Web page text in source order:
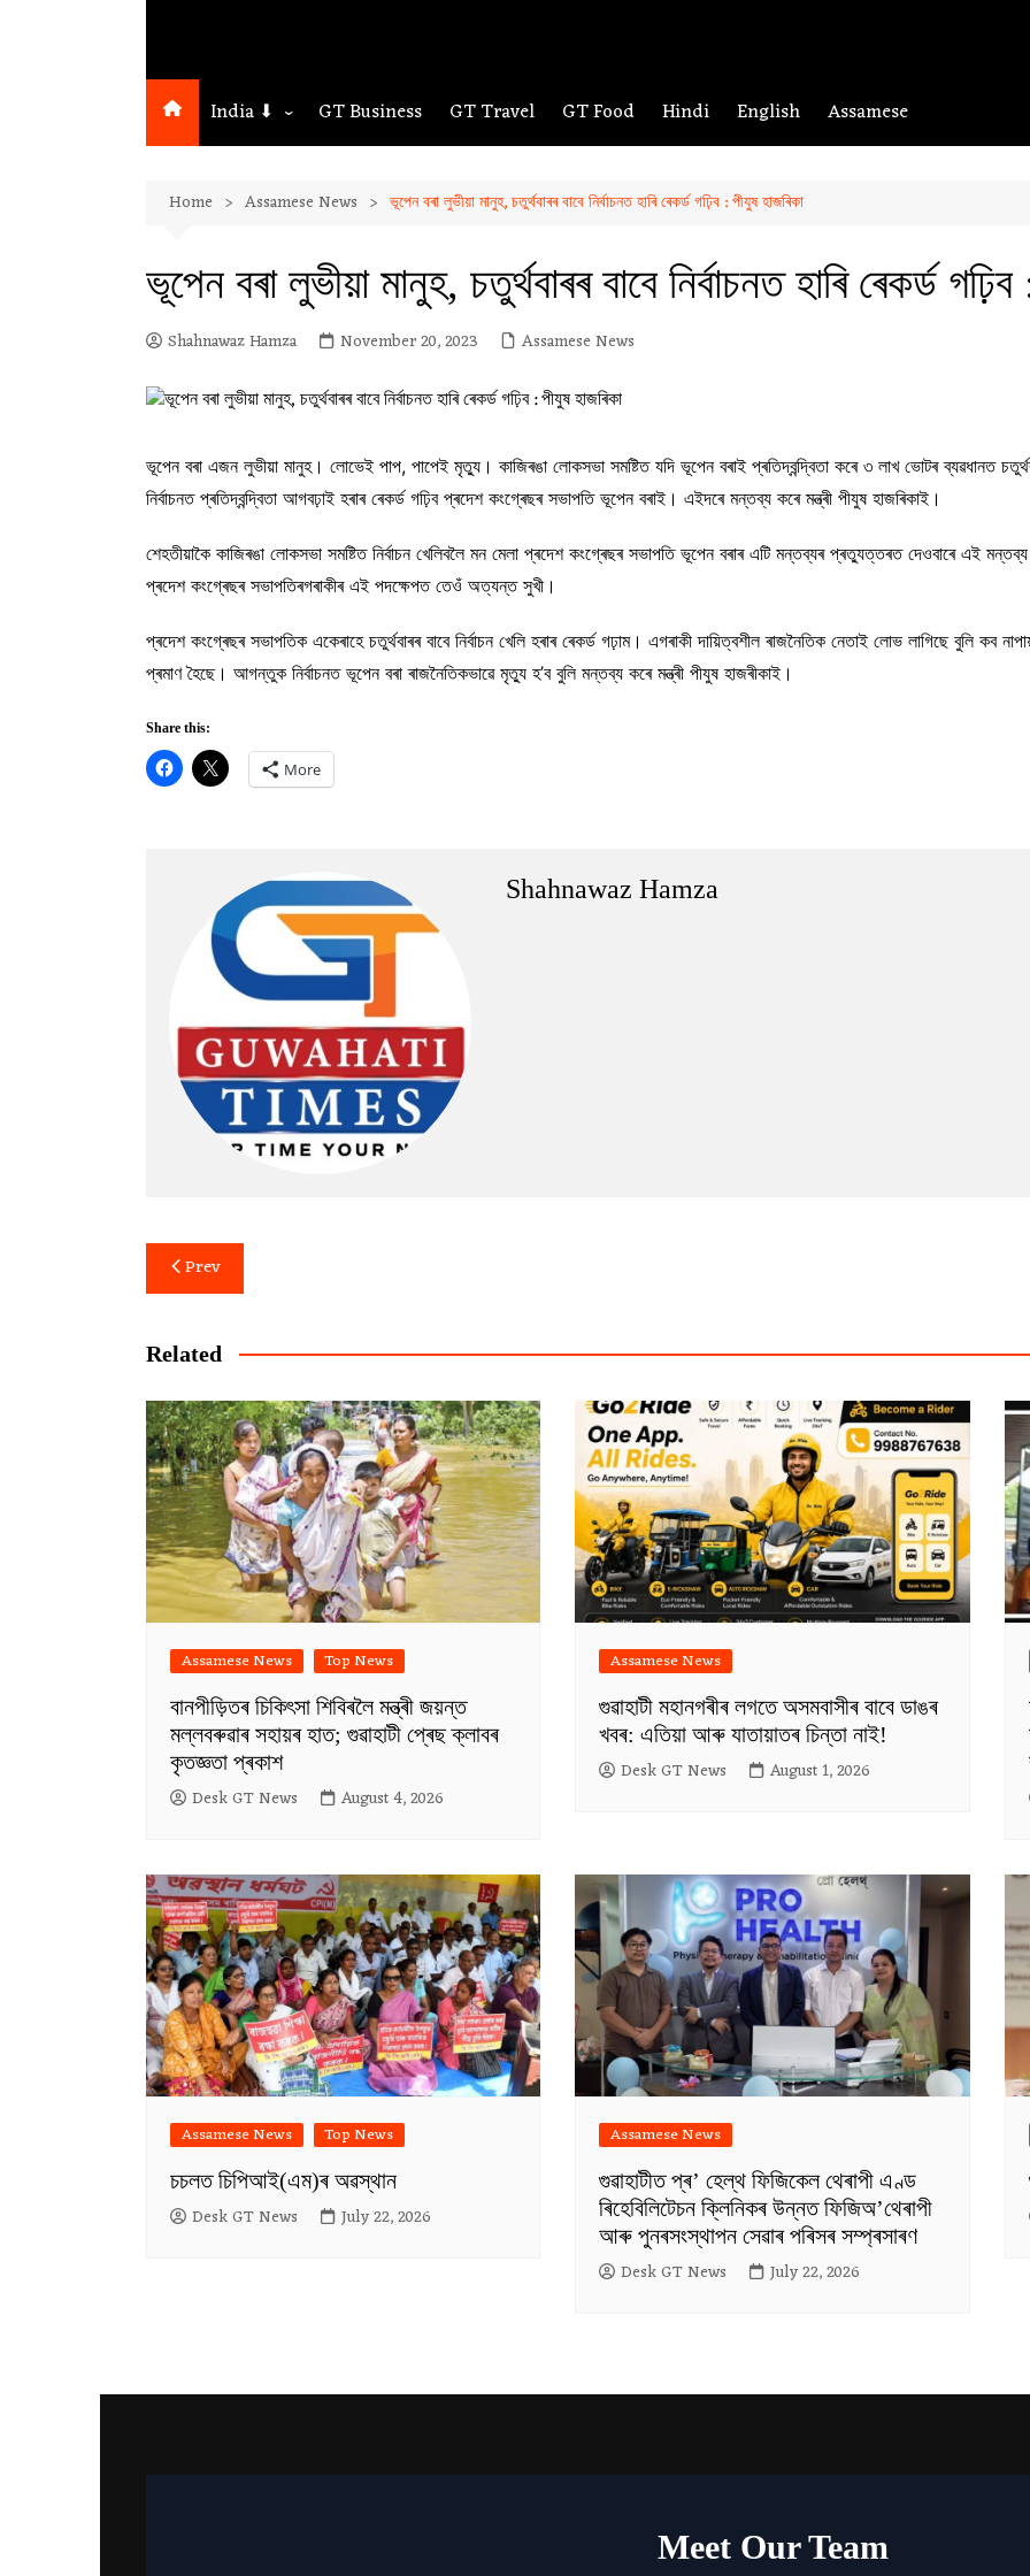
India ⬇
Guwahati
GT Business GT Travel GT Food Hindi English Assamese
Home Assamese News ভূপেন বৰা লুভীয়া মানুহ, চতুৰ্থবাৰৰ বাবে নিৰ্বাচনত হাৰি ৰেকৰ্ড গঢ়িব : পীযুষ হাজৰিকা
ভূপেন বৰা লুভীয়া মানুহ, চতুৰ্থবাৰৰ বাবে নিৰ্বাচনত হাৰি ৰেকৰ্ড
Shahnawaz Hamza November 20, 2023 Assamese News
ভূপেন বৰা এজন লুভীয়া মানুহ। লোভেই পাপ, পাপেই মৃত্যু। কাজিৰঙা লোকসভা সমষ্টিত যদি ভূপেন বৰাই প্ৰতিদ্বন্দ্বিতা কৰে ৩ লাখ ভোটৰ ব্যৱধানত
নিৰ্বাচনত প্ৰতিদ্বন্দ্বিতা আগবঢ়াই হৰাৰ ৰেকৰ্ড গঢ়িব প্ৰদেশ কংগ্ৰেছৰ সভাপতি ভূপেন বৰাই। এইদৰে মন্তব্য কৰে মন্ত্ৰী পীযুষ হাজৰিকাই।
শেহতীয়াকৈ কাজিৰঙা লোকসভা সমষ্টিত নিৰ্বাচন খেলিবলৈ মন মেলা প্ৰদেশ কংগ্ৰেছৰ সভাপতি ভূপেন বৰাৰ এটি মন্তব্যৰ প্ৰত্যুত্তৰত দেওবাৰে এই
প্ৰদেশ কংগ্ৰেছৰ সভাপতিৰগৰাকীৰ এই পদক্ষেপত তেওঁ অত্যন্ত সুখী।
প্ৰদেশ কংগ্ৰেছৰ সভাপতিক একেৰাহে চতুৰ্থবাৰৰ বাবে নিৰ্বাচন খেলি হৰাৰ ৰেকৰ্ড গঢ়াম। এগৰাকী দায়িত্বশীল ৰাজনৈতিক নেতাই লোভ লাগিছে বুলি কব
প্ৰমাণ হৈছে। আগন্তুক নিৰ্বাচনত ভূপেন বৰা ৰাজনৈতিকভাৱে মৃত্যু হ’ব বুলি মন্তব্য কৰে মন্ত্ৰী পীযুষ হাজৰীকাই।
Share this:
More
Shahnawaz Hamza
Post
navigation
Prev
Related
Assamese News Top News
বানপীড়িতৰ চিকিৎসা শিবিৰলৈ মন্ত্ৰী জয়ন্ত
মল্লবৰুৱাৰ সহায়ৰ হাত; গুৱাহাটী প্ৰেছ ক্লাবৰ
কৃতজ্ঞতা প্ৰকাশ
Desk GT News August 4, 2026
Assamese News
গুৱাহাটী মহানগৰীৰ লগতে অসমবাসীৰ বাবে ডাঙৰ
খবৰ: এতিয়া আৰু যাতায়াতৰ চিন্তা নাই!
Desk GT News August 1, 2026
Assamese News Top News
চচলত চিপিআই(এম)ৰ অৱস্থান
Desk GT News July 22, 2026
Assamese News
গুৱাহাটীত প্ৰ’ হেল্থ ফিজিকেল থেৰাপী এণ্ড
ৰিহেবিলিটেচন ক্লিনিকৰ উন্নত ফিজিঅ’থেৰাপী
আৰু পুনৰসংস্থাপন সেৱাৰ পৰিসৰ সম্প্ৰসাৰণ
Desk GT News July 22, 2026
Meet Our Team